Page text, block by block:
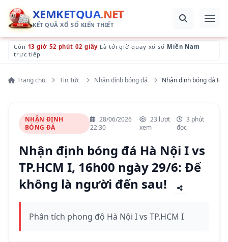
XEMKETQUA.NET
KẾT QUẢ XỔ SỐ KIẾN THIẾT
Còn 13 giờ 52 phút 02 giây Là tới giờ quay xổ số Miền Nam
trực tiếp
Trang chủ Tin Tức Nhận định bóng đá Nhận định bóng đá Hà
NHẬN ĐỊNH
BÓNG ĐÁ
28/06/2026
22:30
23 lượt
xem
3 phút
đọc
Nhận định bóng đá Hà Nội I vs
TP.HCM I, 16h00 ngày 29/6: Để
không là người đến sau!
Phân tích phong độ Hà Nội I vs TP.HCM I